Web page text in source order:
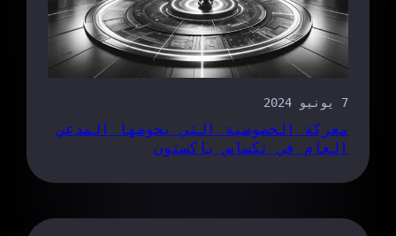
7 يونيو 2024
معركة الخصوصية التي يخوضها المدعي
العام في تكساس باكستون